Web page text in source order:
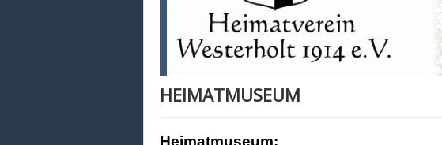
HEIMATMUSEUM
Heimatmuseum: